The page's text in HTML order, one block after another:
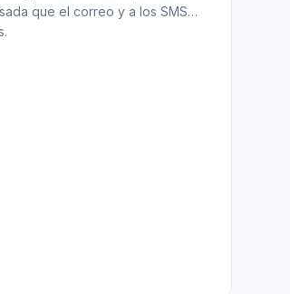
que el correo y a los SMS